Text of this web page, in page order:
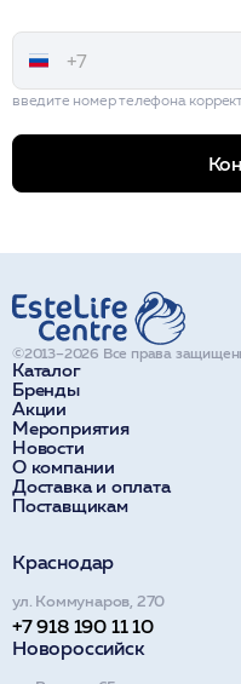
введите номер телефона
Каталог
Бренды
Акции
Мероприятия
Новости
О компании
Доставка и оплата
Поставщикам
©2013–2026 Все права
Краснодар
ул. Коммунаров, 270
+7 918 190 11 10
Новороссийск